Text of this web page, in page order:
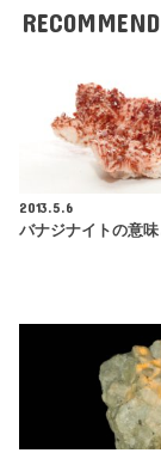
RECOMMEND
2013.5.6
バナジナイトの意